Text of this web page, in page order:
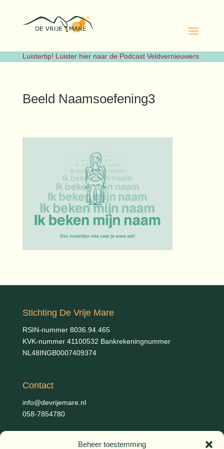
Beheer toestemming
Luistertip! Luister hier naar de Podcast Veldvernieuwers
Beeld Naamsoefening3
Stichting De Vrije Mare
RSIN-nummer 8036.94.465
KVK-nummer 41100532 Bankrekeningnummer
NL48INGB0007409374
Contact
info@devrijemare.nl
058-7854780